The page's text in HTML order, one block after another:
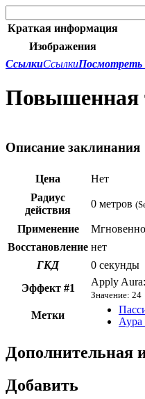
Краткая информация
Изображения
СсылкиСсылкиПосмотреть
Повышенная
Описание заклинания
Цена
Нет
Радиус
действия
0 метров
Применение
Восстановление нет
ГКД
0 секунды
Эффект #1
Apply
Значение: 24
Метки
Аура
Дополнительная
Добавить